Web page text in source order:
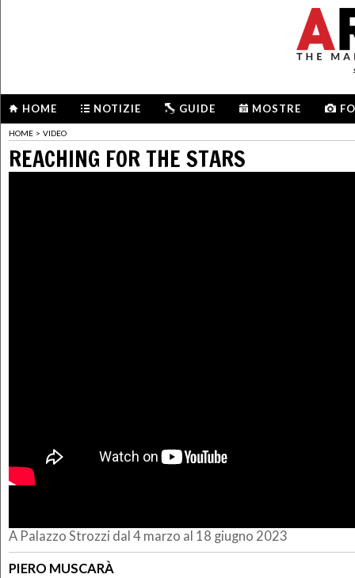
HOME NOTIZIE GUIDE MOSTRE
HOME > VIDEO
REACHING FOR THE STARS
A Palazzo Strozzi dal 4 marzo al 18 giugno 2023
PIERO MUSCARÀ